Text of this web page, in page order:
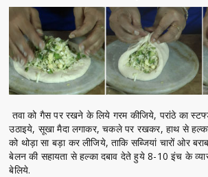
तवा को गैस पर रखने के लिये गरम कीजिये, परांठे का
उठाइये, सूखा मैदा लगाकर, चकले पर रखकर, हाथ से
को थोड़ा सा बड़ा कर लीजिये, ताकि सब्जियां चारों ओर
बेलन की सहायता से हल्का दबाव देते हुये 8-10 इंच के
बेलिये.